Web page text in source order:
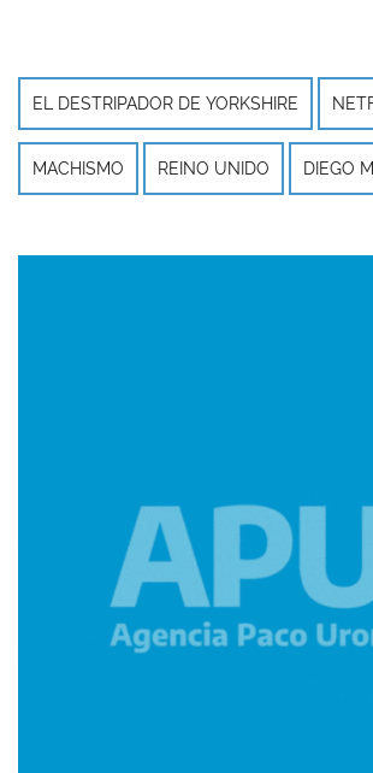
EL DESTRIPADOR DE YORKSHIRE
MACHISMO REINO UNIDO DIEGO